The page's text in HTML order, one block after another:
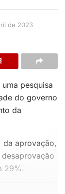
de 2023
pesquisa
do governo
da
da aprovação,
29%.